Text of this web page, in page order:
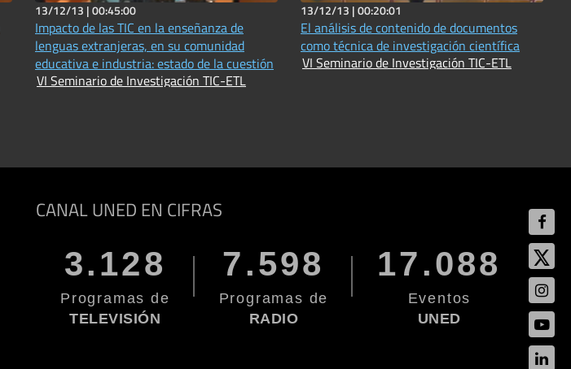
13/12/13 |00:45:00
Impacto de las TIC en la enseñanza de
lenguas extranjeras, en su comunidad
educativa e industria: estado de la cuestión
VI Seminario de Investigación TIC-ETL
13/12/13 |00:20:01
El análisis de contenido de documentos
como técnica de investigación científica
VI Seminario de Investigación TIC-ETL
CANAL UNED EN CIFRAS
3.128
Programas de
TELEVISIÓN
7.598
Programas de
RADIO
17.088
Eventos
UNED